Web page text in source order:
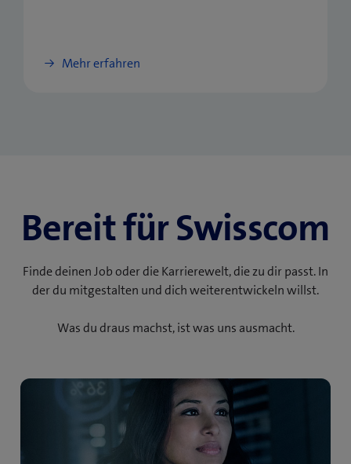
Mehr erfahren
Bereit für Swisscom
Finde deinen Job oder die Karrierewelt, die zu dir passt. In
der du mitgestalten und dich weiterentwickeln willst.
Was du draus machst, ist was uns ausmacht.